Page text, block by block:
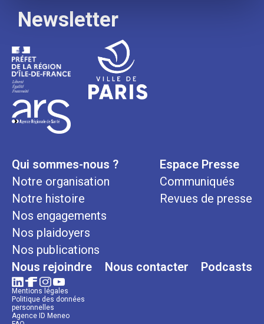
Newsletter
Qui sommes-nous ?
Notre organisation
Notre histoire
Nos engagements
Nos plaidoyers
Nos publications
Espace Presse
Communiqués
Revues de presse
Nous rejoindre Nous contacter Podcasts
Mentions légales
Politique des données
personnelles
Agence ID Meneo